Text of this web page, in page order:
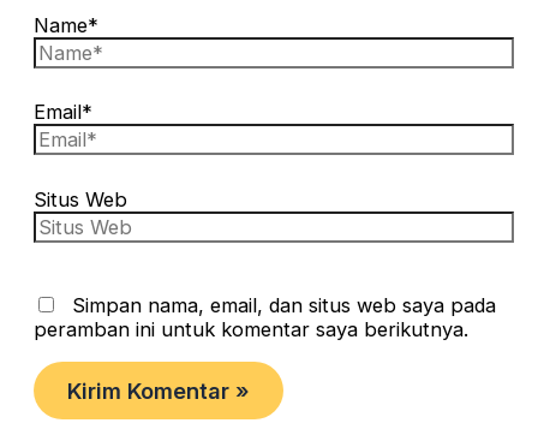
Name*
Email*
Situs Web
Simpan nama, email, dan situs web saya pada
peramban ini untuk komentar saya berikutnya.